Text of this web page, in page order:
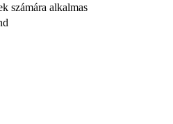
számára alkalmas